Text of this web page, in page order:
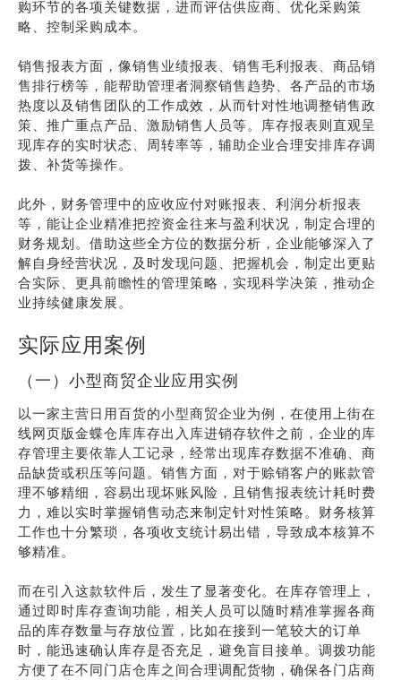
购环节的各项关键数据，进而评估供应商、优化采购策
略、控制采购成本。
销售报表方面，像销售业绩报表、销售毛利报表、商品销
售排行榜等，能帮助管理者洞察销售趋势、各产品的市场
热度以及销售团队的工作成效，从而针对性地调整销售政
策、推广重点产品、激励销售人员等。库存报表则直观呈
现库存的实时状态、周转率等，辅助企业合理安排库存调
拨、补货等操作。
此外，财务管理中的应收应付对账报表、利润分析报表
等，能让企业精准把控资金往来与盈利状况，制定合理的
财务规划。借助这些全方位的数据分析，企业能够深入了
解自身经营状况，及时发现问题、把握机会，制定出更贴
合实际、更具前瞻性的管理策略，实现科学决策，推动企
业持续健康发展。
实际应用案例
（一）小型商贸企业应用实例
以一家主营日用百货的小型商贸企业为例，在使用上街在
线网页版金蝶仓库库存出入库进销存软件之前，企业的库
存管理主要依靠人工记录，经常出现库存数据不准确、商
品缺货或积压等问题。销售方面，对于赊销客户的账款管
理不够精细，容易出现坏账风险，且销售报表统计耗时费
力，难以实时掌握销售动态来制定针对性策略。财务核算
工作也十分繁琐，各项收支统计易出错，导致成本核算不
够精准。
而在引入这款软件后，发生了显著变化。在库存管理上，
通过即时库存查询功能，相关人员可以随时精准掌握各商
品的库存数量与存放位置，比如在接到一笔较大的订单
时，能迅速确认库存是否充足，避免盲目接单。调拨功能
方便了在不同门店仓库之间合理调配货物，确保各门店商